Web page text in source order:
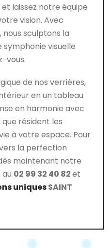
laissez notre équipe
vision. Avec
sculptons la
visuelle
vous.
de nos verrières,
en un tableau
en harmonie avec
résident les
à votre espace. Pour
la perfection
maintenant notre
02 99 32 40 82et
uniquesSAINT